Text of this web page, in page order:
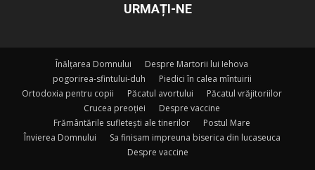
URMAȚI-NE
Înălțarea Domnului
Despre Martorii lui Iehova
pogorirea-sfintului-duh
Piedici în calea mîntuirii
Ortodoxia pentru copii
Păcatul avortului
Păcatul vrăjitoriilor
Crucea preoției
Despre vaccine
Frământările sufletești ale tinerilor
Postul Mare
Învierea Domnului
Sa finisam impreuna biserica din lucaseuca
Despre vaccine